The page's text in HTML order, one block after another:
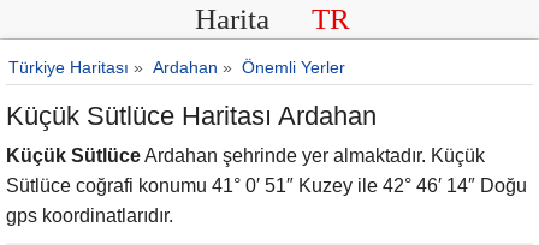
Harita TR
Türkiye Haritası » Ardahan » Önemli Yerler
Küçük Sütlüce Haritası Ardahan
Küçük SütlüceArdahan şehrinde yer almaktadır. Küçük
Sütlüce coğrafi konumu 41° 0′ 51″ Kuzey ile 42° 46′ 14″ Doğu
gps koordinatlarıdır.